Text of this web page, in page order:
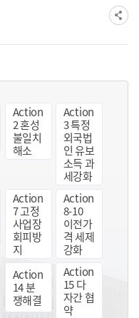
Action
2 혼성
불일치
해소
Action
3 특정
외국법
인 유보
소득 과
세강화
Action
7 고정
사업장
회피방
지
Action
8-10
이전가
격 세제
강화
Action
14 분
쟁해결
Action
15 다
자간 협
약